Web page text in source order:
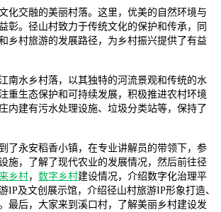
化交融的美丽村落。这里，优美的自然环境与
彰。径山村致力于传统文化的保护和传承，同
乡村旅游的发展路径，为乡村振兴提供了有益
南水乡村落，以其独特的河流景观和传统的水
重生态保护和可持续发展，积极推进农村环境
内建有污水处理设施、垃圾分类站等，保持了
了永安稻香小镇，在专业讲解员的带领下，参
施，了解了现代农业的发展情况，然后前往径
乡村， 数字乡村建设情况，介绍数字化治理平
IP及文创展示馆，介绍径山村旅游IP形象打造、
最后，大家来到溪口村，了解美丽乡村建设发